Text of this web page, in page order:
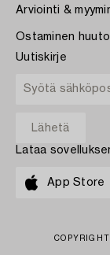
Arviointi &
Ostaminen
Uutiskirje
Lataa
App Store